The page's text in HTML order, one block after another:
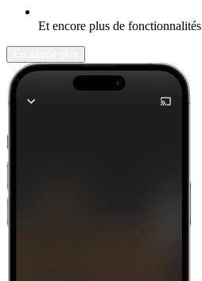
Et encore plus de fonctionnalités